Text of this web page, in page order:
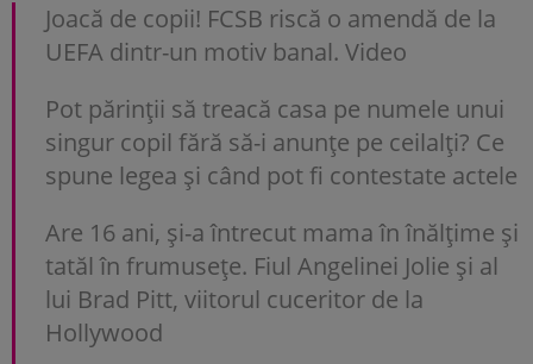
Joacă de copii! FCSB riscă o amendă de la
UEFA dintr-un motiv banal. Video
Pot părinții să treacă casa pe numele unui
singur copil fără să-i anunțe pe ceilalți? Ce
spune legea și când pot fi contestate actele
Are 16 ani, și-a întrecut mama în înălțime și
tatăl în frumusețe. Fiul Angelinei Jolie și al
lui Brad Pitt, viitorul cuceritor de la
Hollywood